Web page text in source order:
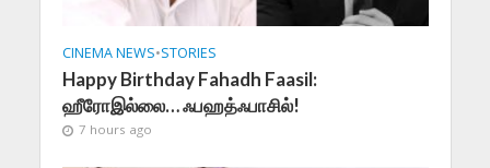
CINEMA NEWS•STORIES
Happy Birthday Fahadh Faasil:
ஹீரோஇல்லை… ஃபஹத்ஃபாசில்!
7 hours ago